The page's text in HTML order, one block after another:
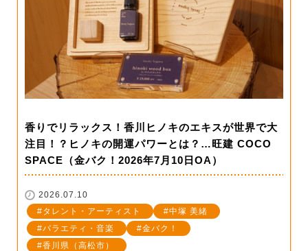
香りでリラックス！香川ヒノキのエキスが世界で大
注目！？ヒノキの開運パワーとは？…旺建 COCO
SPACE（金バク！2026年7月10日OA）
2026.07.10
タレント・アーティスト
中塚 美緒
バラエティ・音楽
金バク！
香川県（高松市）